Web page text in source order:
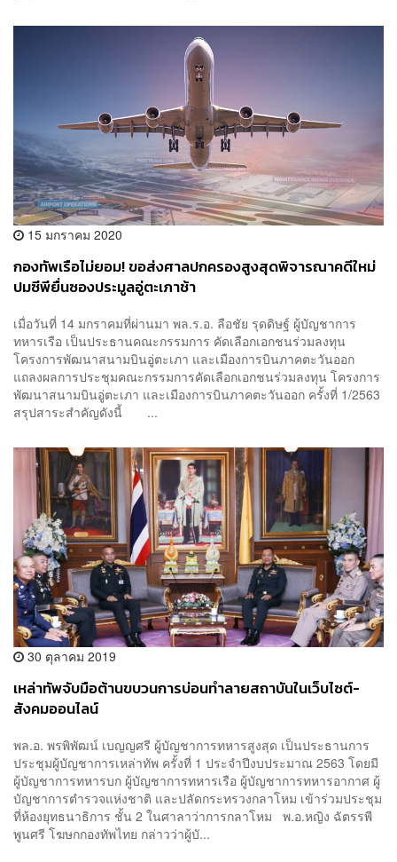
15 มกราคม 2020
กองทัพเรือไม่ยอม! ขอส่งศาลปกครองสูงสุดพิจารณาคดีใหม่
ปมซีพียื่นซองประมูลอู่ตะเภาช้า
เมื่อวันที่ 14 มกราคมที่ผ่านมา พล.ร.อ. ลือชัย รุดดิษฐ์ ผู้บัญชาการ
ทหารเรือ เป็นประธานคณะกรรมการ คัดเลือกเอกชนร่วมลงทุน
โครงการพัฒนาสนามบินอู่ตะเภา และเมืองการบินภาคตะวันออก
แถลงผลการประชุมคณะกรรมการคัดเลือกเอกชนร่วมลงทุน โครงการ
พัฒนาสนามบินอู่ตะเภา และเมืองการบินภาคตะวันออก ครั้งที่ 1/2563
สรุปสาระสําคัญดังนี้ ...
30 ตุลาคม 2019
เหล่าทัพจับมือต้านขบวนการบ่อนทำลายสถาบันในเว็บไซต์-
สังคมออนไลน์
พล.อ. พรพิพัฒน์ เบญญศรี ผู้บัญชาการทหารสูงสุด เป็นประธานการ
ประชุมผู้บัญชาการเหล่าทัพ ครั้งที่ 1 ประจำปีงบประมาณ 2563 โดยมี
ผู้บัญชาการทหารบก ผู้บัญชาการทหารเรือ ผู้บัญชาการทหารอากาศ ผู้
บัญชาการตำรวจแห่งชาติ และปลัดกระทรวงกลาโหม เข้าร่วมประชุม
ที่ห้องยุทธนาธิการ ชั้น 2 ในศาลาว่าการกลาโหม พ.อ.หญิง ฉัตรรพี
พูนศรี โฆษกกองทัพไทย กล่าวว่าผู้บั...